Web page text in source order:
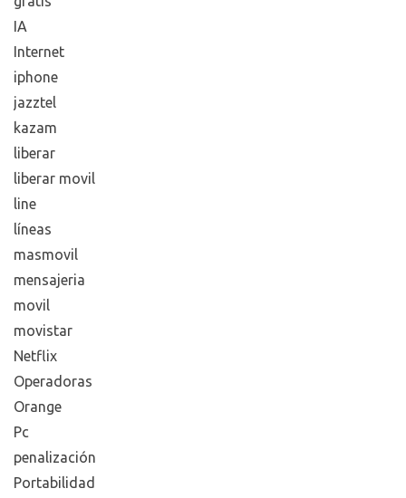
IA
Internet
iphone
jazztel
kazam
liberar
liberar movil
line
líneas
masmovil
mensajeria
movil
movistar
Netflix
Operadoras
Orange
Pc
penalización
Portabilidad